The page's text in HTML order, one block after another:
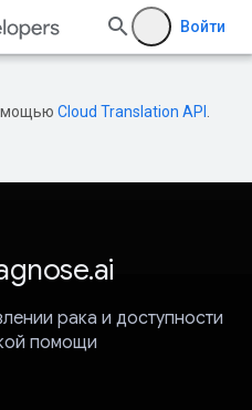
Войти
Cloud Translation API
рака и доступности
помощи